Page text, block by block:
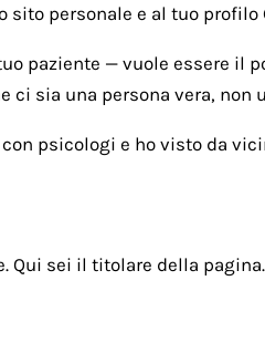
sito personale e al tuo
paziente — vuole essere il
sia una persona vera, non
psicologi e ho visto da
Qui sei il titolare della pagina.